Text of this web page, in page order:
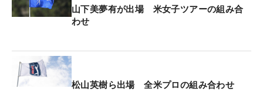
場して「パナソニックオープン」で7位タイに入る
など、存在化を示した。
飛躍が期待された今季、前半戦の出場権をかけたフ
ァイナルQTは、扁桃炎による発熱の影響で3日目の
前に棄権。QTランキングは89位となった。
山下美夢有が出場 米女子ツアーの組み合
わせ
松山英樹ら出場 全米プロの組み合わせ